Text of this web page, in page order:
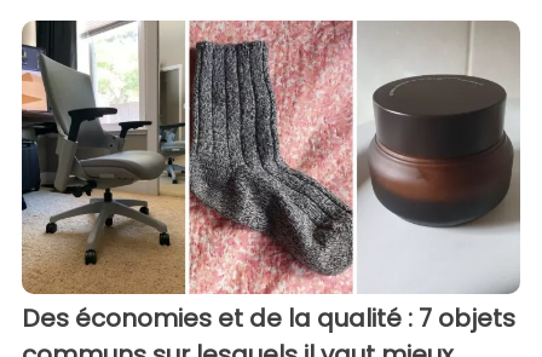
Des économies et de la qualité : 7 objets